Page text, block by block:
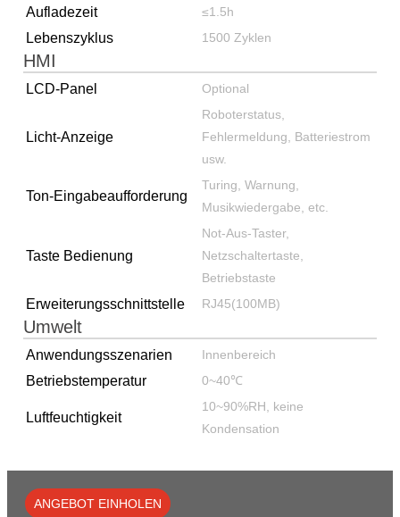
Aufladezeit ≤1.5h
Lebenszyklus 1500 Zyklen
HMI
LCD-Panel Optional
Licht-Anzeige
Roboterstatus,
Fehlermeldung, Batteriestrom
usw.
Ton-Eingabeaufforderung
Turing, Warnung,
Musikwiedergabe, etc.
Taste Bedienung
Not-Aus-Taster,
Netzschaltertaste,
Betriebstaste
Erweiterungsschnittstelle RJ45(100MB)
Umwelt
Anwendungsszenarien Innenbereich
Betriebstemperatur 0~40℃
Luftfeuchtigkeit
10~90%RH, keine
Kondensation
ANGEBOT EINHOLEN